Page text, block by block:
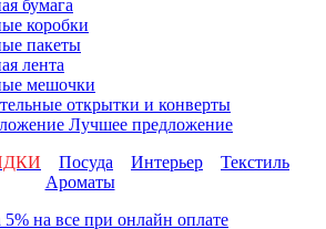
бумага
коробки
пакеты
лента
мешочки
открытки и конверты
Лучшее предложение
Посуда Интерьер
Текстиль
Ароматы